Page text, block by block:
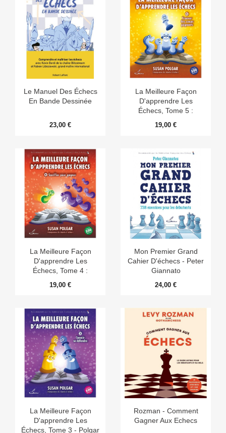
Le Manuel Des Échecs
En Bande Dessinée
23,00 €
La Meilleure Façon
D'apprendre Les
Échecs, Tome 5 :
Trouver Des Coups
Gagnants
19,00 €
La Meilleure Façon
D'apprendre Les
Échecs, Tome 4 :
Polgar
19,00 €
Mon Premier Grand
Cahier D'échecs - Peter
Giannato
24,00 €
La Meilleure Façon
D'apprendre Les
Échecs, Tome 3 - Polgar
Rozman - Comment
Gagner Aux Echecs